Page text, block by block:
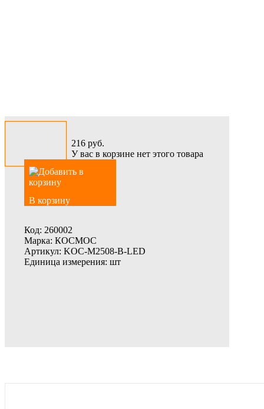
216 руб.
У вас в корзине нет этого товара
В корзину
Код: 260002
Марка: КОСМОС
Артикул: KOC-M2508-B-LED
Единица измерения: шт